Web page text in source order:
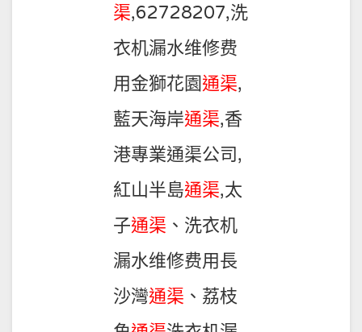
渠,62728207,洗
衣机漏水维修费
用金獅花園通渠,
藍天海岸通渠,香
港專業通渠公司,
紅山半島通渠,太
子通渠 、洗衣机
漏水维修费用長
沙灣通渠 、荔枝